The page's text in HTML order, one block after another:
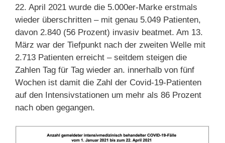
22. April 2021 wurde die 5.000er-Marke erstmals
wieder überschritten – mit genau 5.049 Patienten,
davon 2.840 (56 Prozent) invasiv beatmet. Am 13.
März war der Tiefpunkt nach der zweiten Welle mit
2.713 Patienten erreicht – seitdem steigen die
Zahlen Tag für Tag wieder an. innerhalb von fünf
Wochen ist damit die Zahl der Covid-19-Patienten
auf den Intensivstationen um mehr als 86 Prozent
nach oben gegangen.